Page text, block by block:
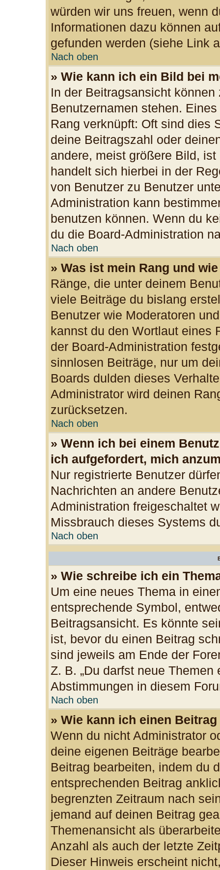
würden wir uns freuen, wenn
Informationen dazu können
gefunden werden (siehe Link
Nach oben
» Wie kann ich ein Bild bei
In der Beitragsansicht
Benutzernamen stehen.
Rang verknüpft: Oft sind dies
deine Beitragszahl oder
andere, meist größere Bild, ist
handelt sich hierbei in der
von Benutzer zu Benutzer
Administration kann
benutzen können. Wenn du
du die Board-Administration
Nach oben
» Was ist mein Rang und
Ränge, die unter deinem
viele Beiträge du bislang
Benutzer wie Moderatoren
kannst du den Wortlaut eines
der Board-Administration
sinnlosen Beiträge, nur um
Boards dulden dieses
Administrator wird deinen
zurücksetzen.
Nach oben
» Wenn ich bei einem
ich aufgefordert, mich
Nur registrierte Benutzer
Nachrichten an andere
Administration freigeschaltet
Missbrauch dieses Systems
Nach oben
» Wie schreibe ich ein
Um eine neues Thema in
entsprechende Symbol,
Beitragsansicht. Es könnte
ist, bevor du einen Beitrag
sind jeweils am Ende der
Z. B. „Du darfst neue Themen
Abstimmungen in diesem
Nach oben
» Wie kann ich einen
Wenn du nicht Administrator
deine eigenen Beiträge
Beitrag bearbeiten, indem du
entsprechenden Beitrag
begrenzten Zeitraum nach
jemand auf deinen Beitrag
Themenansicht als
Anzahl als auch der letzte
Dieser Hinweis erscheint